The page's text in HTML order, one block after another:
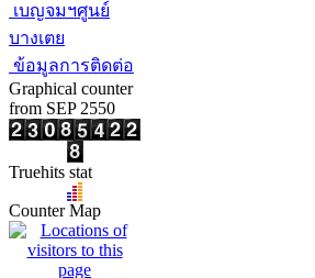
เบญจมฯศูนย์
บางเตย
ข้อมูลการติดต่อ
Graphical counter
from SEP 2550
Truehits stat
Counter Map